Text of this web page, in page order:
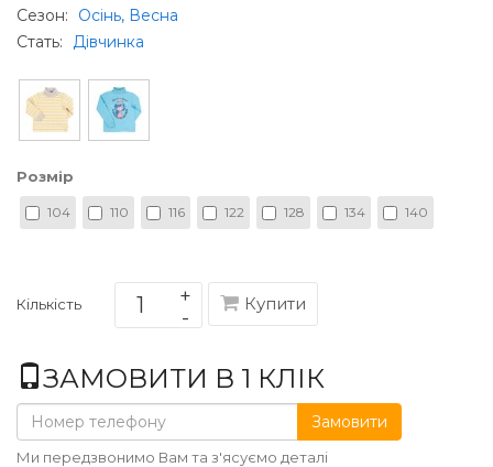
Сезон:
Осінь, Весна
Стать: Дівчинка
Розмір
104 110 116 122 128 134 140
Кількість Купити
ЗАМОВИТИ В 1 КЛІК
Замовити
Ми передзвонимо Вам та з'ясуємо деталі